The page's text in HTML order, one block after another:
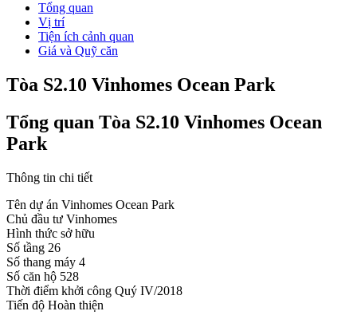
Tổng quan
Vị trí
Tiện ích cảnh quan
Giá và Quỹ căn
Tòa S2.10 Vinhomes Ocean Park
Tổng quan Tòa S2.10 Vinhomes Ocean
Park
Thông tin chi tiết
Tên dự án Vinhomes Ocean Park
Chủ đầu tư Vinhomes
Hình thức sở hữu
Số tầng 26
Số thang máy 4
Số căn hộ 528
Thời điểm khởi công Quý IV/2018
Tiến độ Hoàn thiện